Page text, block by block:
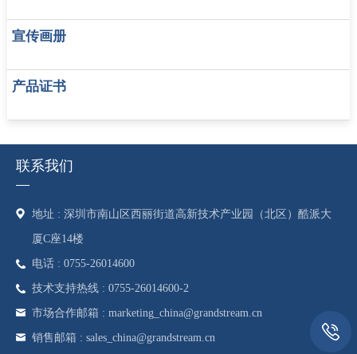
宣传画册
产品证书
联系我们
地址 : 深圳市南山区西丽街道高新技术产业园（北区）酷派大
厦C座14楼
电话 : 0755-26014600
技术支持热线 : 0755-26014600-2
市场合作邮箱 : marketing_china@grandstream.cn
销售邮箱 : sales_china@grandstream.cn